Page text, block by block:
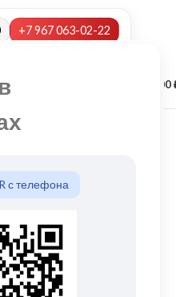
с телефона
+7 967 063-02-22
0,00